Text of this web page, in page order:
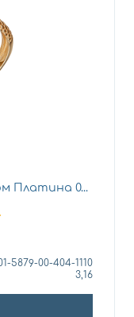
Платина 0...
5879-00-404-1110
3,16